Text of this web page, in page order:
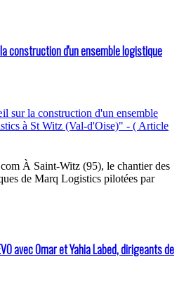
construction d'un ensemble logistique
À Saint-Witz (95), le chantier des
de Marq Logistics pilotées par
avec Omar et Yahia Labed, dirigeants de